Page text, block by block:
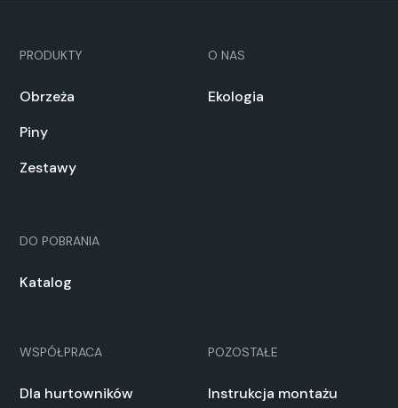
PRODUKTY
Obrzeża
Piny
Zestawy
O NAS
Ekologia
DO POBRANIA
Katalog
WSPÓŁPRACA
Dla hurtowników
POZOSTAŁE
Instrukcja montażu